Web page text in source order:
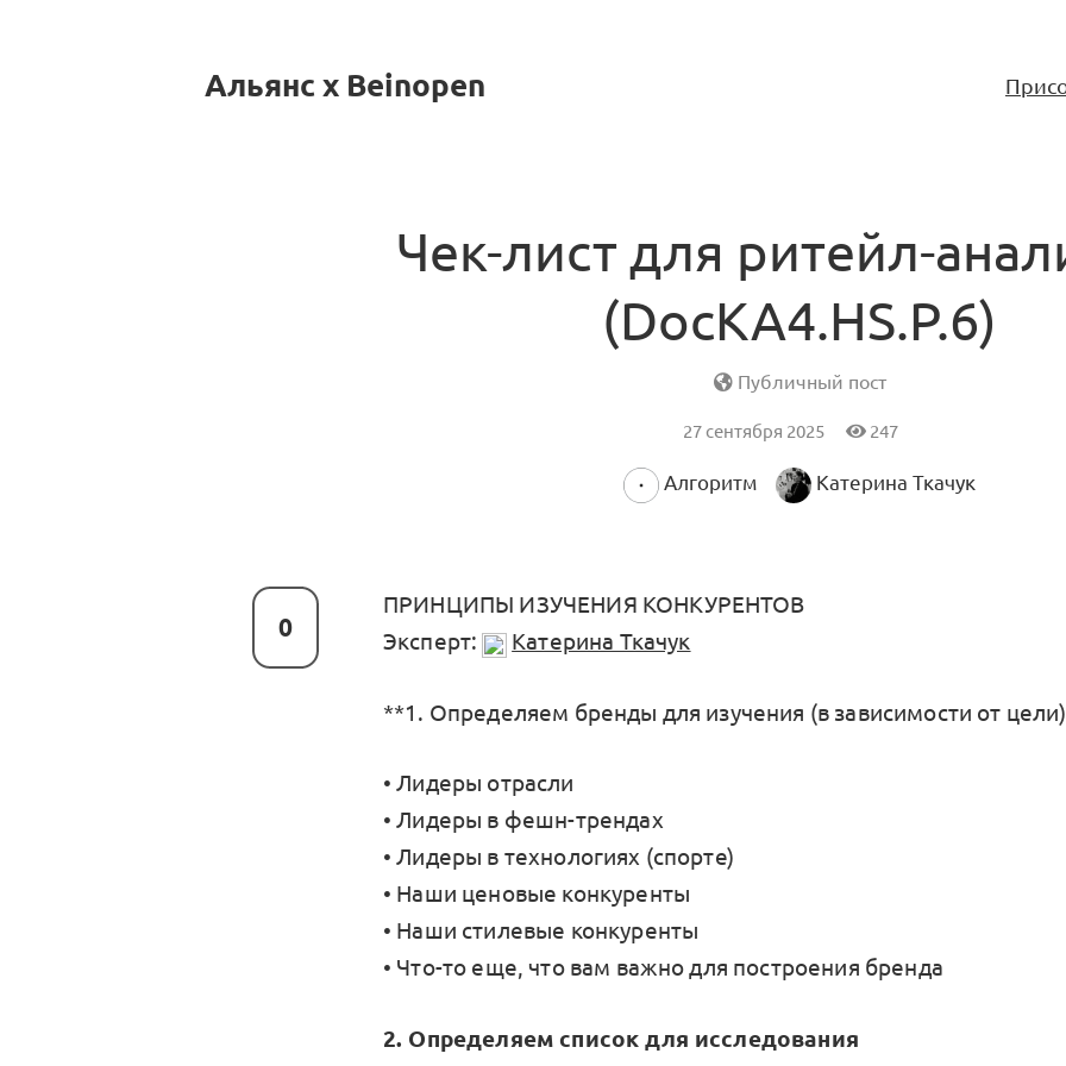
Альянс x Beinopen
Чек-лист для ритейл-
(DocKA4.HS.P.6)
Публичный пост
27 сентября 2025 247
Алгоритм Катерина Ткачук
0
ПРИНЦИПЫ ИЗУЧЕНИЯ КОНКУРЕНТОВ
Эксперт:
Катерина Ткачук
**1. Определяем бренды для изучения (в зависимости от
• Лидеры отрасли
• Лидеры в фешн-трендах
• Лидеры в технологиях (спорте)
• Наши ценовые конкуренты
• Наши стилевые конкуренты
• Что-то еще, что вам важно для построения бренда
2. Определяем список для исследования